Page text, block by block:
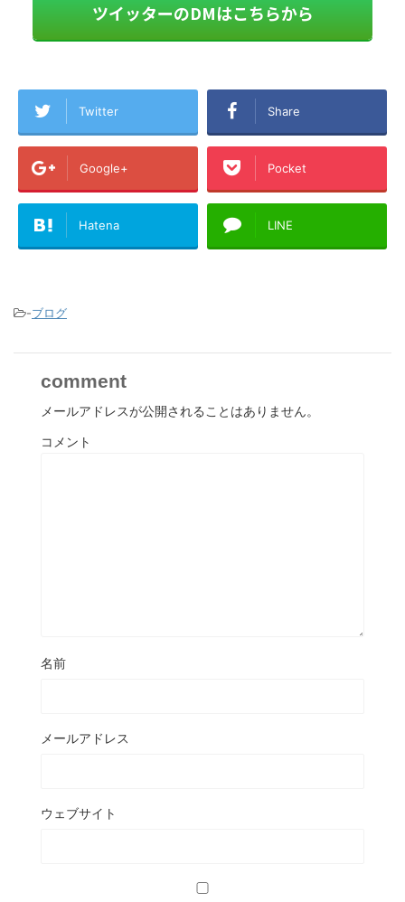
ツイッターのDMはこちらから
Twitter Share
Google+ Pocket
Hatena LINE
-ブログ
comment
メールアドレスが公開されることはありません。
コメント
名前
メールアドレス
ウェブサイト